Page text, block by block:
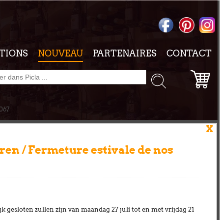
NOUVEAU PARTENAIRES CONTACT
-
X
/ Fermeture estivale de nos
gesloten zullen zijn van maandag 27 juli tot en met vrijdag 21